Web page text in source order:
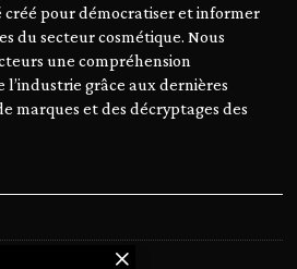
créé pour démocratiser et informer
du secteur cosmétique. Nous
une compréhension
grâce aux dernières
marques et des décryptages des